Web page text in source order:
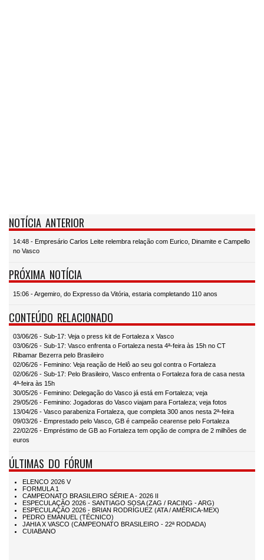
NOTÍCIA ANTERIOR
14:48 - Empresário Carlos Leite relembra relação com Eurico, Dinamite e Campello
no Vasco
PRÓXIMA NOTÍCIA
15:06 - Argemiro, do Expresso da Vitória, estaria completando 110 anos
CONTEÚDO RELACIONADO
03/06/26 - Sub-17: Veja o press kit de Fortaleza x Vasco
03/06/26 - Sub-17: Vasco enfrenta o Fortaleza nesta 4ª-feira às 15h no CT
Ribamar Bezerra pelo Brasileiro
02/06/26 - Feminino: Veja reação de Helô ao seu gol contra o Fortaleza
02/06/26 - Sub-17: Pelo Brasileiro, Vasco enfrenta o Fortaleza fora de casa nesta
4ª-feira às 15h
30/05/26 - Feminino: Delegação do Vasco já está em Fortaleza; veja
29/05/26 - Feminino: Jogadoras do Vasco viajam para Fortaleza; veja fotos
13/04/26 - Vasco parabeniza Fortaleza, que completa 300 anos nesta 2ª-feira
09/03/26 - Emprestado pelo Vasco, GB é campeão cearense pelo Fortaleza
22/02/26 - Empréstimo de GB ao Fortaleza tem opção de compra de 2 milhões de
euros
ÚLTIMAS DO FÓRUM